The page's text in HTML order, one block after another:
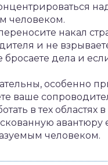
человеком.
накал
и не
дела и
особенно
ваше
в тех
авантюру
человеком.